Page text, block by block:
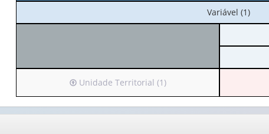
No
cabeçalho:
Variável (1)
Irá
para
o
cabeçalho
Unidade Territorial (1)